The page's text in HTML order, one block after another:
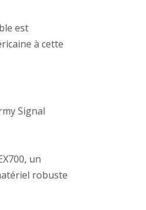
est
à cette
Signal
un
robuste